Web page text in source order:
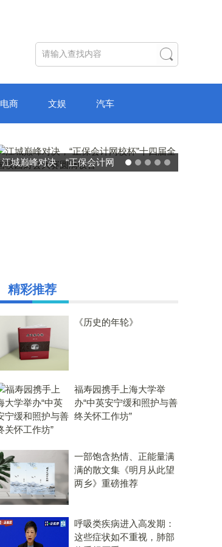
电商 文娱 汽车
江城巅峰对决，“正保会计网
精彩推荐
《历史的年轮》
福寿园携手上海大学举
办“中英安宁缓和照护与善
终关怀工作坊”
一部饱含热情、正能量满
满的散文集《明月从此望
两乡》重磅推荐
呼吸类疾病进入高发期：
这些症状如不重视，肺部